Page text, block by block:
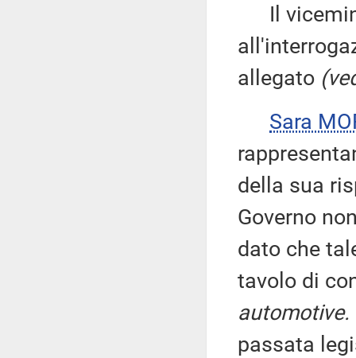
Il
allegato
Sara
della sua
Governo
dato che
tavolo di
automotive.
passata